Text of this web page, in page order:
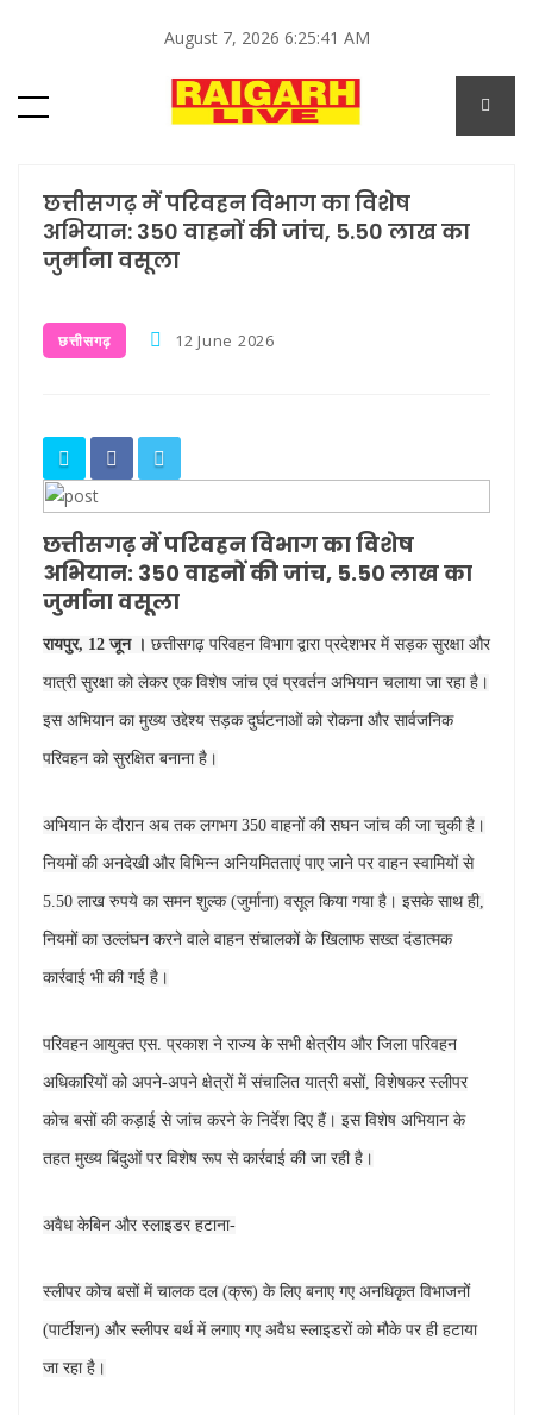
August 7, 2026 6:25:41 AM
छत्तीसगढ़ में परिवहन विभाग का विशेष
अभियान: 350 वाहनों की जांच, 5.50 लाख का
जुर्माना वसूला
छत्तीसगढ़ 12 June 2026
छत्तीसगढ़ में परिवहन विभाग का विशेष
अभियान: 350 वाहनों की जांच, 5.50 लाख का
जुर्माना वसूला
रायपुर, 12 जून । छत्तीसगढ़ परिवहन विभाग द्वारा प्रदेशभर में सड़क सुरक्षा और
यात्री सुरक्षा को लेकर एक विशेष जांच एवं प्रवर्तन अभियान चलाया जा रहा है।
इस अभियान का मुख्य उद्देश्य सड़क दुर्घटनाओं को रोकना और सार्वजनिक
परिवहन को सुरक्षित बनाना है।
अभियान के दौरान अब तक लगभग 350 वाहनों की सघन जांच की जा चुकी है।
नियमों की अनदेखी और विभिन्न अनियमितताएं पाए जाने पर वाहन स्वामियों से
5.50 लाख रुपये का समन शुल्क (जुर्माना) वसूल किया गया है। इसके साथ ही,
नियमों का उल्लंघन करने वाले वाहन संचालकों के खिलाफ सख्त दंडात्मक
कार्रवाई भी की गई है।
परिवहन आयुक्त एस. प्रकाश ने राज्य के सभी क्षेत्रीय और जिला परिवहन
अधिकारियों को अपने-अपने क्षेत्रों में संचालित यात्री बसों, विशेषकर स्लीपर
कोच बसों की कड़ाई से जांच करने के निर्देश दिए हैं। इस विशेष अभियान के
तहत मुख्य बिंदुओं पर विशेष रूप से कार्रवाई की जा रही है।
अवैध केबिन और स्लाइडर हटाना-
स्लीपर कोच बसों में चालक दल (क्रू) के लिए बनाए गए अनधिकृत विभाजनों
(पार्टीशन) और स्लीपर बर्थ में लगाए गए अवैध स्लाइडरों को मौके पर ही हटाया
जा रहा है।